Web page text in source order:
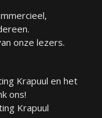
onze lezers.
Krapuul en het
ons!
Krapuul